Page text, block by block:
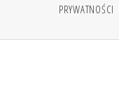
PRYWATNOŚCI